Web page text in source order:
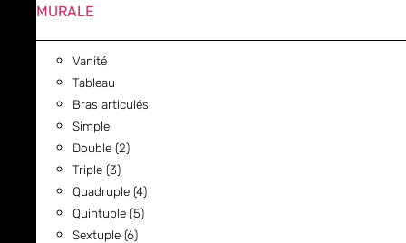
MURALE
Vanité
Tableau
Bras articulés
Simple
Double (2)
Triple (3)
Quadruple (4)
Quintuple (5)
Sextuple (6)